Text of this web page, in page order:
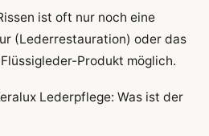
ist oft nur noch eine
(Lederrestauration) oder das
Produkt möglich.
Lederpflege: Was ist der